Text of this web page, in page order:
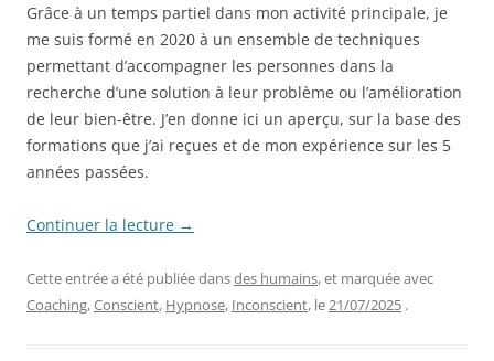
Grâce à un temps partiel dans mon activité principale, je
me suis formé en 2020 à un ensemble de techniques
permettant d’accompagner les personnes dans la
recherche d’une solution à leur problème ou l’amélioration
de leur bien-être. J’en donne ici un aperçu, sur la base des
formations que j’ai reçues et de mon expérience sur les 5
années passées.
Continuer la lecture →
Cette entrée a été publiée dansdes humains, et marquée avec
Coaching,Conscient, Hypnose, Inconscient, le 21/07/2025 .